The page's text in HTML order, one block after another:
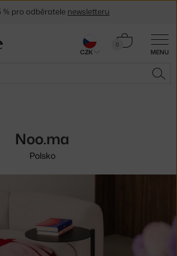
MENU
0
Košík
Noo.ma
Polsko
% pro odběratele newsletteru
CZK